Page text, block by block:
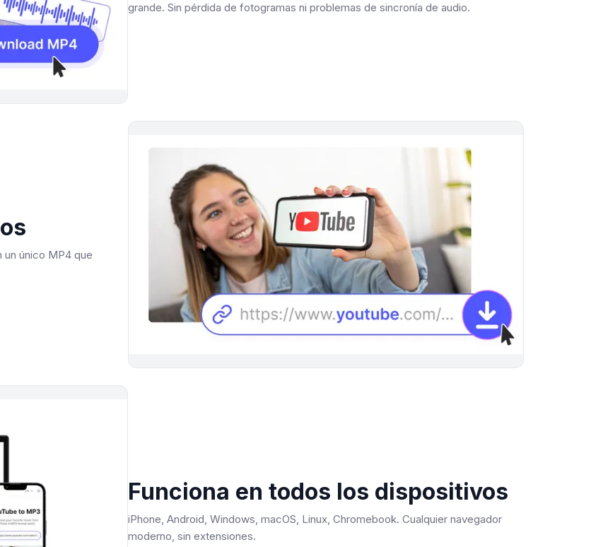
grande. Sin pérdida de fotogramas ni problemas de sincronía de audio.
un único MP4 que
Funciona en todos los dispositivos
iPhone, Android, Windows, macOS, Linux, Chromebook. Cualquier navegador
moderno, sin extensiones.